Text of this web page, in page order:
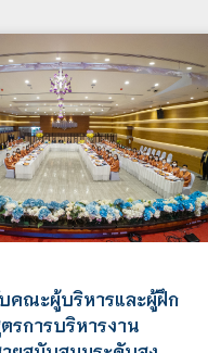
คณะผู้บริหารและผู้ฝึก
รการบริหารงาน